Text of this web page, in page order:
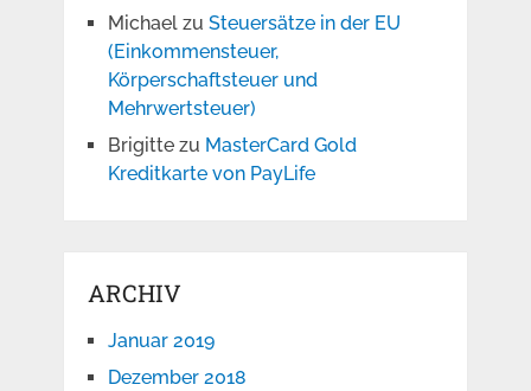
Michaelzu Steuersätze in der EU
(Einkommensteuer,
Körperschaftsteuer und
Mehrwertsteuer)
Brigittezu MasterCard Gold
Kreditkarte von PayLife
ARCHIV
Januar 2019
Dezember 2018